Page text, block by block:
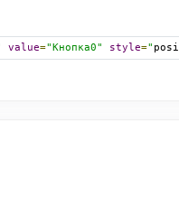
value="Кнопка0" style="